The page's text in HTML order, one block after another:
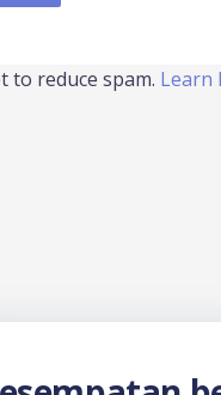
to reduce spam. Learn